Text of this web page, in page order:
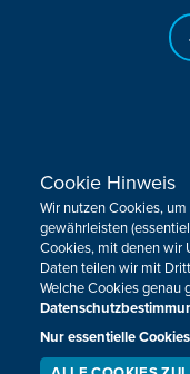
Sie haben
Impressum
Design, Konzept
Cookie Hinweis
Wir nutzen Cookies,
gewährleisten
Cookies, mit denen wir
Daten teilen wir mit
Welche Cookies genau
Nur essentielle